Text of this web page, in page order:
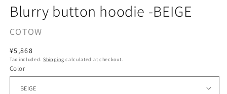
Blurry button hoodie -BEIGE
COTOW
Regular
price
¥5,868
Tax included. Shipping calculated at checkout.
Color